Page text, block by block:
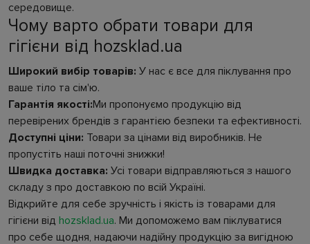
середовище.
Чому варто обрати товари для
гігієни від hozsklad.ua
Широкий вибір товарів: У нас є все для піклування про
ваше тіло та сім'ю.
Гарантія якості:Ми пропонуємо продукцію від
перевірених брендів з гарантією безпеки та ефективності.
Доступні ціни: Товари за цінами від виробників. Не
пропустіть наші поточні знижки!
Швидка доставка: Усі товари відправляються з нашого
складу з про доставкою по всій Україні.
Відкрийте для себе зручність і якість із товарами для
гігієни від hozsklad.ua. Ми допоможемо вам піклуватися
про себе щодня, надаючи надійну продукцію за вигідною